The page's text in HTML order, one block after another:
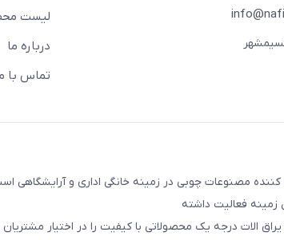
لیست
درباره ما
تماس با
مصنوعات چوبی در زمینه خانگی اداری و آرایشگاهی
زمینه فعالیت داشته
و یراق الات درجه یک محصولاتی با کیفیت را در اختیار